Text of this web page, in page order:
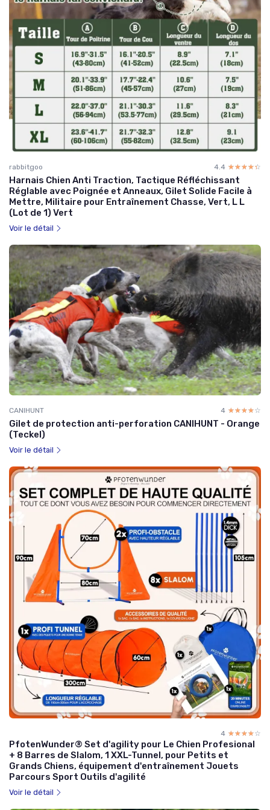
rabbitgoo 4.4 ☆☆☆☆☆
★★★★★
Harnais Chien Anti Traction, Tactique Réfléchissant
Réglable avec Poignée et Anneaux, Gilet Solide Facile à
Mettre, Militaire pour Entraînement Chasse, Vert, L L
(Lot de 1) Vert
Voir le détail
CANIHUNT 4 ☆☆☆☆☆
★★★★★
Gilet de protection anti-perforation CANIHUNT - Orange
(Teckel)
Voir le détail
4 ☆☆☆☆☆
★★★★★
PfotenWunder® Set d'agility pour Le Chien Profesional
+ 8 Barres de Slalom, 1 XXL-Tunnel, pour Petits et
Grands Chiens, équipement d'entraînement Jouets
Parcours Sport Outils d'agilité
Voir le détail